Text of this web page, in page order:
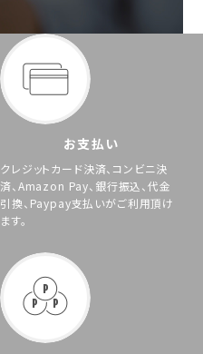
お支払い
クレジットカード決済、コンビニ決
済、Amazon Pay、銀行振込、代金
引換、Paypay支払いがご利用頂け
ます。